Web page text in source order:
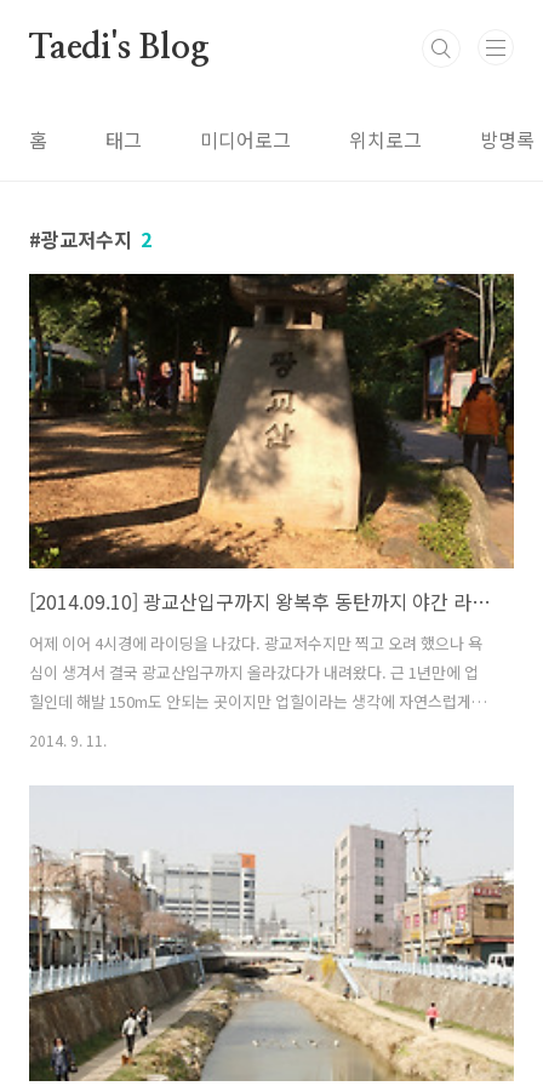
Taedi's Blog
홈 태그 미디어로그 위치로그 방명록
광교저수지 2
[2014.09.10] 광교산입구까지 왕복후 동탄까지 야간 라이딩
어제 이어 4시경에 라이딩을 나갔다. 광교저수지만 찍고 오려 했으나 욕
심이 생겨서 결국 광교산입구까지 올라갔다가 내려왔다. 근 1년만에 업
힐인데 해발 150m도 안되는 곳이지만 업힐이라는 생각에 자연스럽게 몸
이 반응을 한다. 몇km 안되는 짧은 거리... 생각보다 금방 올라왔다. 벤치
사천리로 내려왔다. 광교저수지 입구에서 파는 호떡과 국화방 호떡은 기
름이 없어서 단백하고 맛있었다. 국화빵도 그런데로 먹을만 했다. 광교산
에서 시작된 수원천은 광교저수지에서 담수로 있다가 수원시의 중심을
흘러간다. 화홍문(華虹門) 근처 커피점에서 아메리카노를 주문했다. 또
휴식... 아메리카노 한잔 하면서 잠깐의 여유를 즐긴다. 얼핏 7~8년만에
대학교 후배..
2014. 9. 11.